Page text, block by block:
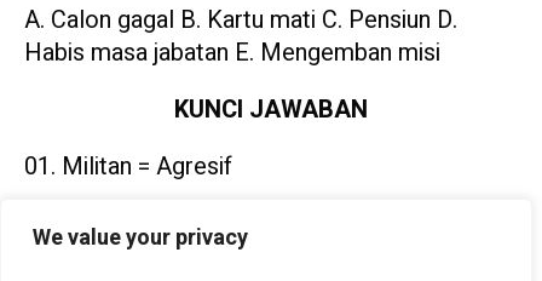
We value your privacy
A. Calon gagal B. Kartu mati C. Pensiun D.
Habis masa jabatan E. Mengemban misi
KUNCI JAWABAN
Militan = Agresif
aporisma = maksimal